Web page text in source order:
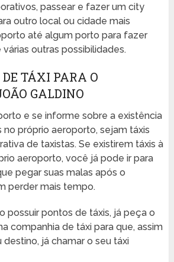
passear e fazer um city
outro local ou cidade mais
até algum porto para fazer
outras possibilidades.
TÁXI PARA O
GALDINO
e se informe sobre a existência
próprio aeroporto, sejam táxis
de taxistas. Se existirem táxis à
aeroporto, você já pode ir para
pegar suas malas após o
perder mais tempo.
possuir pontos de táxis, já peça o
companhia de táxi para que, assim
já chamar o seu táxi